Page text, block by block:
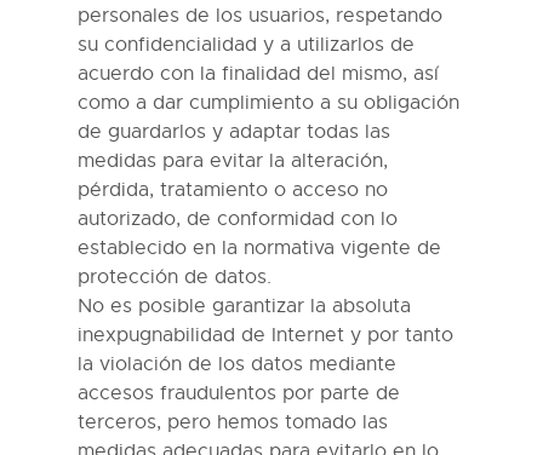
personales de los usuarios, respetando
su confidencialidad y a utilizarlos de
acuerdo con la finalidad del mismo, así
como a dar cumplimiento a su obligación
de guardarlos y adaptar todas las
medidas para evitar la alteración,
pérdida, tratamiento o acceso no
autorizado, de conformidad con lo
establecido en la normativa vigente de
protección de datos.
No es posible garantizar la absoluta
inexpugnabilidad de Internet y por tanto
la violación de los datos mediante
accesos fraudulentos por parte de
terceros, pero hemos tomado las